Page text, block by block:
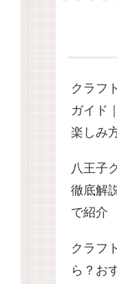
クラフ
ガイド
楽しみ
八王子
徹底解
で紹介
クラフ
ら？お